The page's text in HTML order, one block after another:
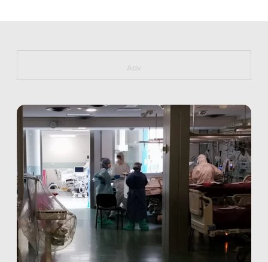
https://bit.ly/muster_aggiornamento
Adv